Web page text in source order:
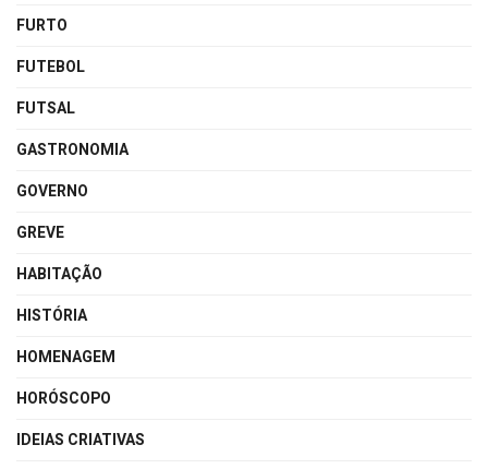
FURTO
FUTEBOL
FUTSAL
GASTRONOMIA
GOVERNO
GREVE
HABITAÇÃO
HISTÓRIA
HOMENAGEM
HORÓSCOPO
IDEIAS CRIATIVAS